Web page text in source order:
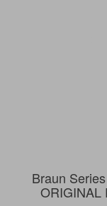
Braun
ORIGINAL